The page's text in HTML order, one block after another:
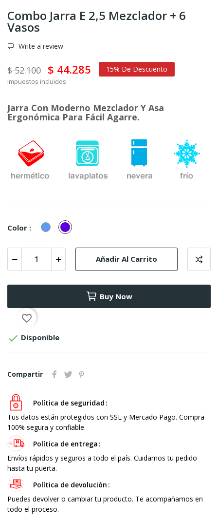
Combo Jarra E 2,5 Mezclador + 6
Vasos
Write a review
$ 52.100 $ 44.285 15% De Descuento
Impuestos incluidos
Jarra Con Moderno Mezclador Y Asa
Ergonómica Para Fácil Agarre.
Color : Azul Violeta
Perlado
Añadir Al Carrito
Buy Now
favorite_border
 Disponible
Compartir
Política de seguridad
Tus datos están protegidos con SSL y Mercado Pago. Compra
100% segura y confiable.
Política de entrega
Envíos rápidos y seguros a todo el país. Cuidamos tu pedido
hasta tu puerta.
Política de devolución
Puedes devolver o cambiar tu producto. Te acompañamos en
todo el proceso.